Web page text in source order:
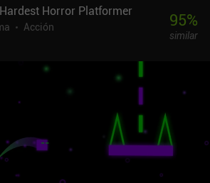
Horror Platformer
Acción
95%
similar